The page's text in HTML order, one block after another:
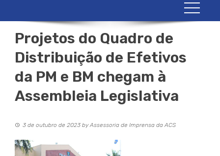
Projetos do Quadro de
Distribuição de Efetivos
da PM e BM chegam à
Assembleia Legislativa
3 de outubro de 2023 byAssessoria de Imprensa da ACS